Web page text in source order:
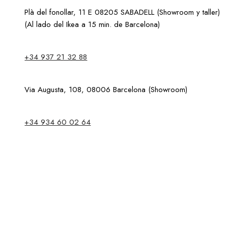
Plà del fonollar, 11 E 08205 SABADELL (Showroom y taller)
(Al lado del Ikea a 15 min. de Barcelona)
+34 937 21 32 88
Via Augusta, 108, 08006 Barcelona (Showroom)
+34 934 60 02 64